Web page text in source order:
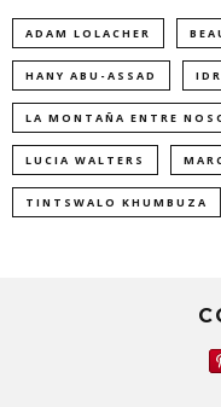
ADAM LOLACHER
HANY ABU-ASSAD
LA MONTAÑA ENTRE
LUCIA WALTERS
TINTSWALO KHUMBUZA